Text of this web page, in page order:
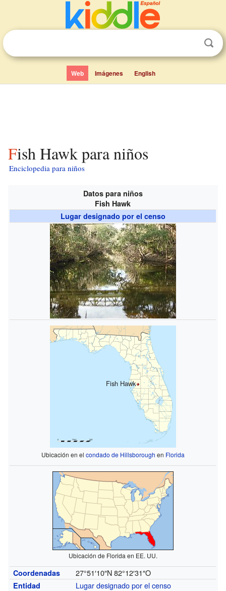
Web Imágenes English
Fish Hawk para niños
Enciclopedia para niños
Datos para niños
Fish Hawk
Lugar designado por el censo
Fish Hawk
Ubicación en el condado de Hillsborough en Florida
Ubicación de Florida en EE. UU.
Coordenadas 27°51′10″N 82°12′31″O
Entidad
Lugar designado por el censo